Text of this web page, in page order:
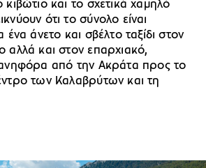
και το σχετικά χαμηλό
ότι το σύνολο είναι
ένα άνετο και σβέλτο ταξίδι στον
αλλά και στον επαρχιακό,
από την Ακράτα προς το
των Καλαβρύτων και τη